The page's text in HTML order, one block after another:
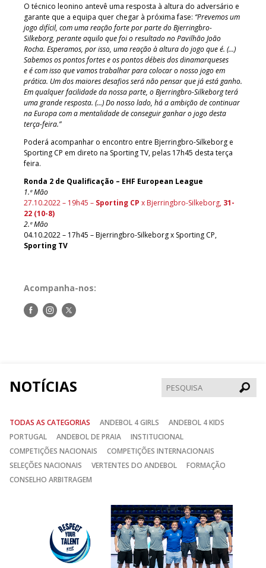
O técnico leonino antevê uma resposta à altura do adversário e
garante que a equipa quer chegar à próxima fase: “Prevemos um
jogo difícil, com uma reação forte por parte do Bjerringbro-
Silkeborg, perante aquilo que foi o resultado no Pavilhão João
Rocha. Esperamos, por isso, uma reação à altura do jogo que é. (…)
Sabemos os pontos fortes e os pontos débeis dos dinamarqueses
e é com isso que vamos trabalhar para colocar o nosso jogo em
prática. Um dos maiores desafios será não pensar que já está ganho.
Em qualquer facilidade da nossa parte, o Bjerringbro-Silkeborg terá
uma grande resposta. (…) Do nosso lado, há a ambição de continuar
na Europa com a mentalidade de conseguir ganhar o jogo desta
terça-feira.”
Poderá acompanhar o encontro entre Bjerringbro-Silkeborg e
Sporting CP em direto na Sporting TV, pelas 17h45 desta terça
feira.
Ronda 2 de Qualificação – EHF European League
1.ª Mão
27.10.2022 – 19h45 – Sporting CP x Bjerringbro-Silkeborg, 31-
22 (10-8)
2.ª Mão
04.10.2022 – 17h45 – Bjerringbro-Silkeborg x Sporting CP,
Sporting TV
Acompanha-nos:
Siga-Siga-Siga-
NOTÍCIAS
TODAS AS CATEGORIAS ANDEBOL 4 GIRLS
ANDEBOL 4 KIDS
PORTUGAL
ANDEBOL DE PRAIA
INSTITUCIONAL
COMPETIÇÕES NACIONAIS
COMPETIÇÕES INTERNACIONAIS
SELEÇÕES NACIONAIS
VERTENTES DO ANDEBOL
FORMAÇÃO
CONSELHO ARBITRAGEM